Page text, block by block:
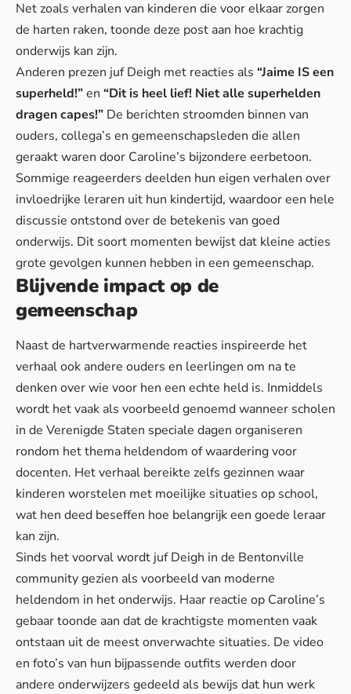
Net zoals verhalen van kinderen die voor elkaar zorgen
de harten raken, toonde deze post aan hoe krachtig
onderwijs kan zijn.
Anderen prezen juf Deigh met reacties als “Jaime IS een
superheld!”en “Dit is heel lief! Niet alle superhelden
dragen capes!” De berichten stroomden binnen van
ouders, collega’s en gemeenschapsleden die allen
geraakt waren door Caroline’s bijzondere eerbetoon.
Sommige reageerders deelden hun eigen verhalen over
invloedrijke leraren uit hun kindertijd, waardoor een hele
discussie ontstond over de betekenis van goed
onderwijs. Dit soort momenten bewijst dat kleine acties
grote gevolgen kunnen hebben in een gemeenschap.
Blijvende impact op de
gemeenschap
Naast de hartverwarmende reacties inspireerde het
verhaal ook andere ouders en leerlingen om na te
denken over wie voor hen een echte held is. Inmiddels
wordt het vaak als voorbeeld genoemd wanneer scholen
in de Verenigde Staten speciale dagen organiseren
rondom het thema heldendom of waardering voor
docenten. Het verhaal bereikte zelfs gezinnen waar
kinderen worstelen met moeilijke situaties op school,
wat hen deed beseffen hoe belangrijk een goede leraar
kan zijn.
Sinds het voorval wordt juf Deigh in de Bentonville
community gezien als voorbeeld van moderne
heldendom in het onderwijs. Haar reactie op Caroline’s
gebaar toonde aan dat de krachtigste momenten vaak
ontstaan uit de meest onverwachte situaties. De video
en foto’s van hun bijpassende outfits werden door
andere onderwijzers gedeeld als bewijs dat hun werk